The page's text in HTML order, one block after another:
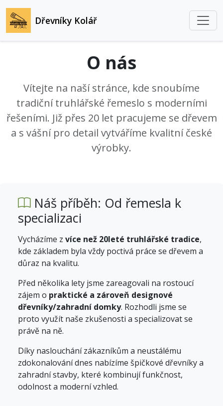
Dřevníky Kolář
O nás
Vítejte na naší stránce, kde snoubíme
tradiční truhlářské řemeslo s moderními
řešeními. Již přes 20 let pracujeme se dřevem
a s vášní pro detail vytváříme kvalitní české
výrobky.
Náš příběh: Od řemesla k
specializaci
Vycházíme z více než 20leté truhlářské tradice,
kde základem byla vždy poctivá práce se dřevem a
důraz na kvalitu.
Před několika lety jsme zareagovali na rostoucí
zájem o praktické a zároveň designové
dřevníky/zahradní domky. Rozhodli jsme se
proto využít naše zkušenosti a specializovat se
právě na ně.
Díky naslouchání zákazníkům a neustálému
zdokonalování dnes nabízíme špičkové dřevníky a
zahradní stavby, které kombinují funkčnost,
odolnost a moderní vzhled.